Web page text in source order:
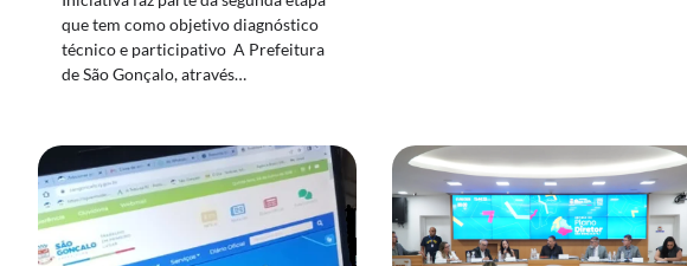
que tem como objetivo diagnóstico
técnico e participativo A Prefeitura
de São Gonçalo, através…